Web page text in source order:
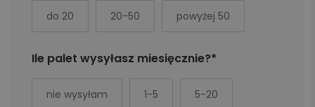
do 20 20-50 powyżej 50
Ile palet wysyłasz miesięcznie?*
nie wysyłam 1-5 5-20